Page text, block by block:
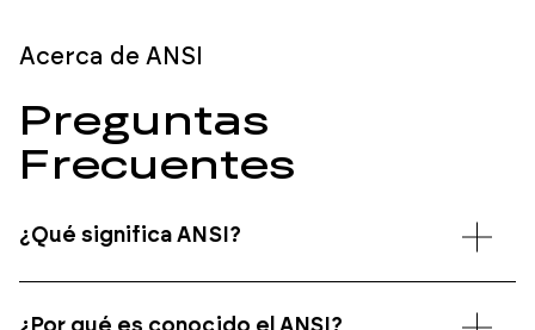
Acerca de ANSI
Preguntas
Frecuentes
¿Qué significa ANSI?